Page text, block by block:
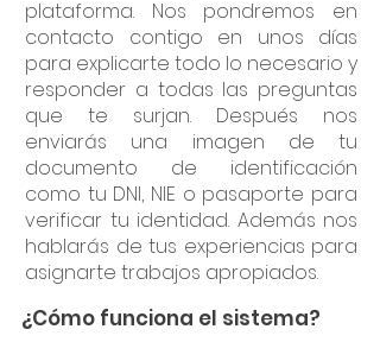
plataforma. Nos pondremos en
contacto contigo en unos días
para explicarte todo lo necesario y
responder a todas las preguntas
que te surjan. Después nos
enviarás una imagen de tu
documento de identificación
como tu DNI, NIE o pasaporte para
verificar tu identidad. Además nos
hablarás de tus experiencias para
asignarte trabajos apropiados.
¿Cómo funciona el sistema?